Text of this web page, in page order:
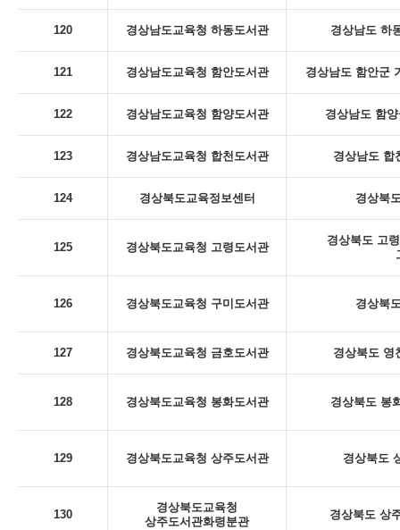
120 경상남도교육청 하동도서관 경상남도 하
121 경상남도교육청 함안도서관 경상남도 함안군
122 경상남도교육청 함양도서관 경상남도 함
123 경상남도교육청 합천도서관 경상남도 합
124 경상북도교육정보센터 경상북
125 경상북도교육청 고령도서관
경상북도 고
126 경상북도교육청 구미도서관 경상북
127 경상북도교육청 금호도서관 경상북도 영
128 경상북도교육청 봉화도서관 경상북도 봉
129 경상북도교육청 상주도서관 경상북도
130
경상북도교육청
상주도서관화령분관
경상북도 상